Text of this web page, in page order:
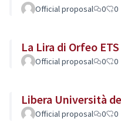
Official proposal 0 0
La Lira di Orfeo ETS
Official proposal 0 0
Libera Università
Official proposal 0 0